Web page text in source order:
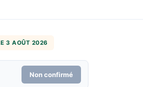
3 AOÛT 2026
Non confirmé